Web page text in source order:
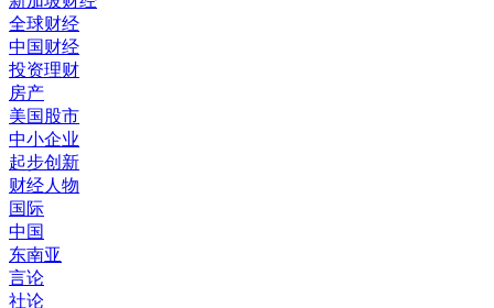
全球财经
中国财经
投资理财
房产
美国股市
中小企业
起步创新
财经人物
国际
中国
东南亚
言论
社论